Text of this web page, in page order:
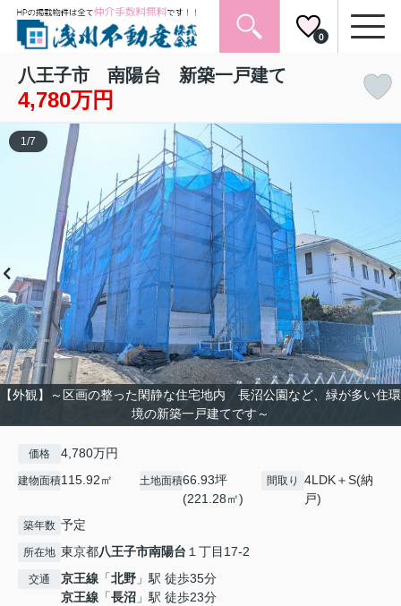
0
八王子市 南陽台 新築一戸建て
4,780万円
【外観】～区画の整った閑静な住宅地内 長沼公園など、緑が多い住環
境の新築一戸建てです～
1 /7
価格 4,780万円
建物面積115.92㎡ 土地面積66.93坪
(221.28㎡)
間取り
4LDK＋S(納
戸)
築年数 予定
所在地 東京都八王子市南陽台 １丁目17-2
交通 京王線 「北野 」駅 徒歩35分
京王線 「長沼 」駅 徒歩23分